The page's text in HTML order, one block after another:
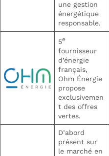
une gestion
énergétique
responsable.
5e
fournisseur
d’énergie
français,
Ohm Énergie
propose
exclusivemen
t des offres
vertes.
D’abord
présent sur
le marché en